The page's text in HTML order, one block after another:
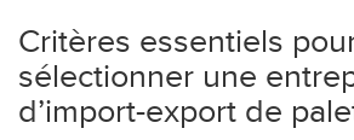
Critères essentiels
sélectionner une
d’import-export de